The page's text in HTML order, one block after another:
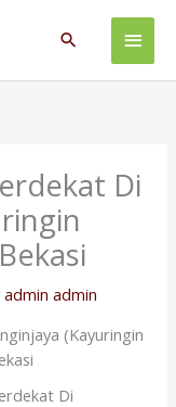
Main
Search
Di
admin admin
(Kayuringin
Di